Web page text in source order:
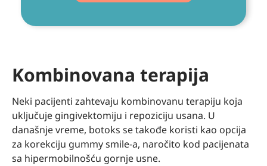
Kombinovana terapija
Neki pacijenti zahtevaju kombinovanu terapiju koja
uključuje gingivektomiju i repoziciju usana. U
današnje vreme, botoks se takođe koristi kao opcija
za korekciju gummy smile-a, naročito kod pacijenata
sa hipermobilnošću gornje usne.